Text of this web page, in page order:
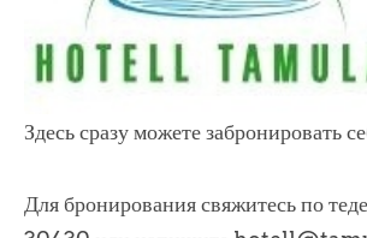
Здесь сразу можете забронировать
Для бронирования свяжитесь по